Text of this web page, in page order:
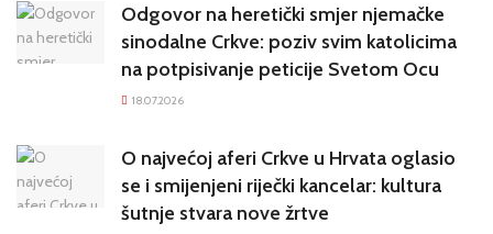
Odgovor na heretički smjer njemačke
sinodalne Crkve: poziv svim katolicima
na potpisivanje peticije Svetom Ocu
18.07.2026
O najvećoj aferi Crkve u Hrvata oglasio
se i smijenjeni riječki kancelar: kultura
šutnje stvara nove žrtve